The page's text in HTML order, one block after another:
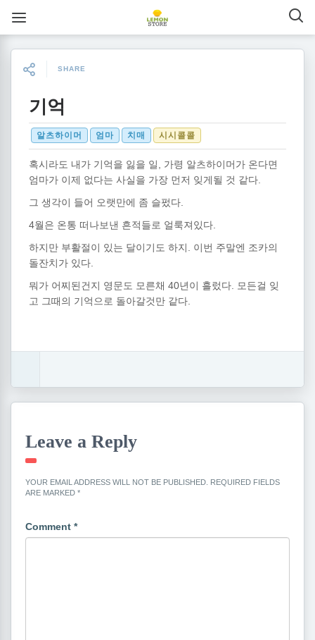
SHARE
기억
알츠하이머 엄마 치매 시시콜콜
혹시라도 내가 기억을 잃을 일, 가령 알츠하이머가 온다면
엄마가 이제 없다는 사실을 가장 먼저 잊게될 것 같다.
그 생각이 들어 오랫만에 좀 슬펐다.
4월은 온통 떠나보낸 흔적들로 얼룩져있다.
하지만 부활절이 있는 달이기도 하지. 이번 주말엔 조카의
돌잔치가 있다.
뭐가 어찌된건지 영문도 모른채 40년이 흘렀다. 모든걸 잊
고 그때의 기억으로 돌아갈것만 같다.
Leave a Reply
YOUR EMAIL ADDRESS WILL NOT BE PUBLISHED. REQUIRED FIELDS
ARE MARKED *
Comment *